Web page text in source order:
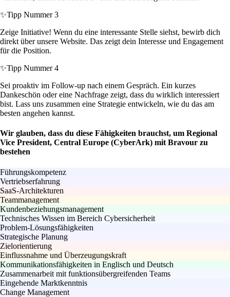
✨Tipp Nummer 3
Zeige Initiative! Wenn du eine interessante Stelle siehst, bewirb dich
direkt über unsere Website. Das zeigt dein Interesse und Engagement
für die Position.
✨Tipp Nummer 4
Sei proaktiv im Follow-up nach einem Gespräch. Ein kurzes
Dankeschön oder eine Nachfrage zeigt, dass du wirklich interessiert
bist. Lass uns zusammen eine Strategie entwickeln, wie du das am
besten angehen kannst.
Wir glauben, dass du diese Fähigkeiten brauchst, um Regional
Vice President, Central Europe (CyberArk) mit Bravour zu
bestehen
Führungskompetenz
Vertriebserfahrung
SaaS-Architekturen
Teammanagement
Kundenbeziehungsmanagement
Technisches Wissen im Bereich Cybersicherheit
Problem-Lösungsfähigkeiten
Strategische Planung
Zielorientierung
Einflussnahme und Überzeugungskraft
Kommunikationsfähigkeiten in Englisch und Deutsch
Zusammenarbeit mit funktionsübergreifenden Teams
Eingehende Marktkenntnis
Change Management